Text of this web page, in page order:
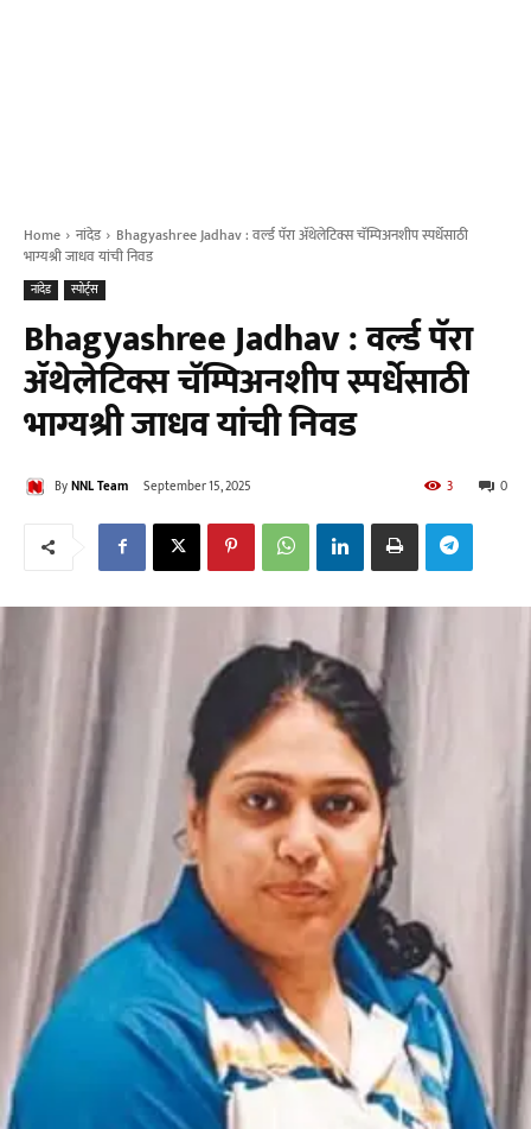
Home नांदेड
Bhagyashree Jadhav : वर्ल्ड पॅरा ॲथेलेटिक्स चॅम्पिअनशीप स्पर्धेसाठी
भाग्यश्री जाधव यांची निवड
नांदेड स्पोर्ट्स
Bhagyashree Jadhav : वर्ल्ड पॅरा
ॲथेलेटिक्स चॅम्पिअनशीप स्पर्धेसाठी
भाग्यश्री जाधव यांची निवड
ByNNL Team September 15, 2025 0
3